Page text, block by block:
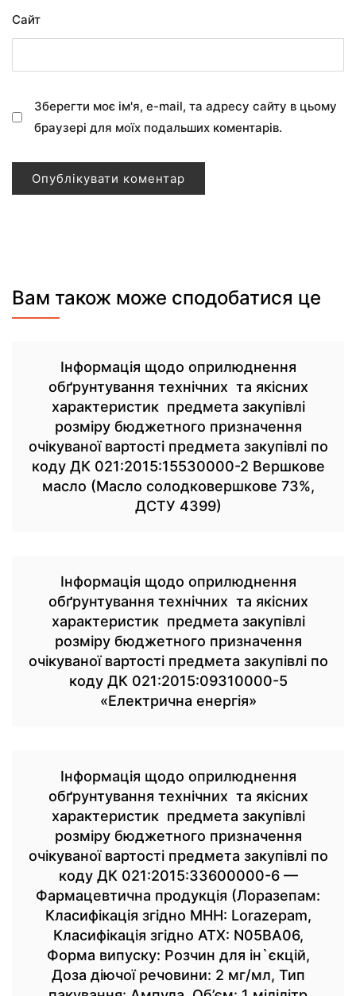
Сайт
Зберегти моє ім'я, e-mail, та адресу сайту в цьому
браузері для моїх подальших коментарів.
Вам також може сподобатися це
Інформація щодо оприлюднення
обґрунтування технічних та якісних
характеристик предмета закупівлі
розміру бюджетного призначення
очікуваної вартості предмета закупівлі по
коду ДК 021:2015:15530000-2 Вершкове
масло (Масло солодковершкове 73%,
ДСТУ 4399)
Інформація щодо оприлюднення
обґрунтування технічних та якісних
характеристик предмета закупівлі
розміру бюджетного призначення
очікуваної вартості предмета закупівлі по
коду ДК 021:2015:09310000-5
«Електрична енергія»
Інформація щодо оприлюднення
обґрунтування технічних та якісних
характеристик предмета закупівлі
розміру бюджетного призначення
очікуваної вартості предмета закупівлі по
коду ДК 021:2015:33600000-6 —
Фармацевтична продукція (Лоразепам:
Класифікація згідно МНН: Lorazepam,
Класифікація згідно АТХ: N05BA06,
Форма випуску: Розчин для ін`єкцій,
Доза діючої речовини: 2 мг/мл, Тип